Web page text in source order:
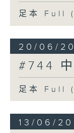
足本 Full
20/06/
#744
足本 Full
13/06/